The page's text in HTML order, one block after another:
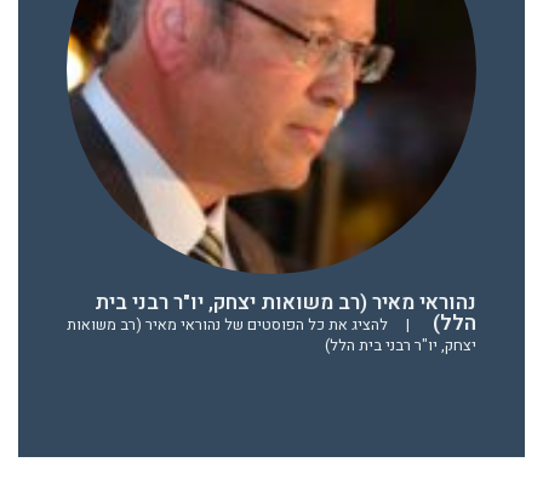
נהוראי מאיר (רב משואות יצחק, יו"ר רבני בית
הלל) |
להציג את כל הפוסטים של נהוראי מאיר (רב משואות
יצחק, יו"ר רבני בית הלל)